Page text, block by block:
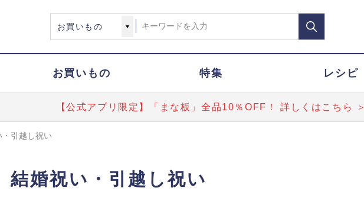
お買いもの 特集 レシピ
【公式アプリ限定】「まな板」全品10％OFF！ 詳しくはこちら ＞
・引越し祝い
結婚祝い・引越し祝い